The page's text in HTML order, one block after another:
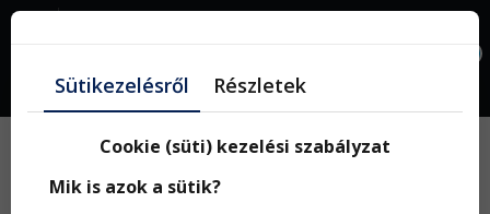
Facebook
Sütikezelésről Részletek
Cookie (süti) kezelési szabályzat
Mik is azok a sütik?